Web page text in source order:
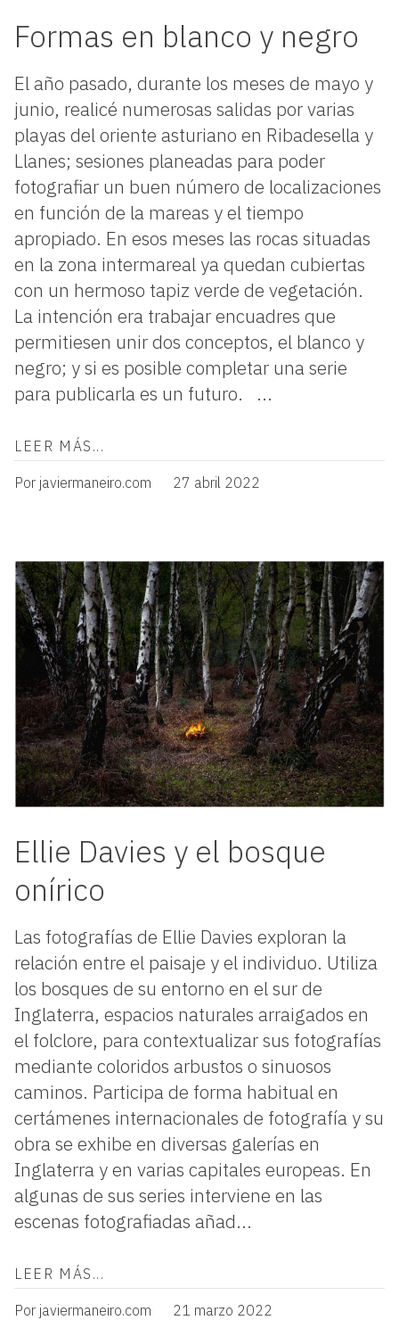
Formas en blanco y negro
El año pasado, durante los meses de mayo y
junio, realicé numerosas salidas por varias
playas del oriente asturiano en Ribadesella y
Llanes; sesiones planeadas para poder
fotografiar un buen número de localizaciones
en función de la mareas y el tiempo
apropiado. En esos meses las rocas situadas
en la zona intermareal ya quedan cubiertas
con un hermoso tapiz verde de vegetación.
La intención era trabajar encuadres que
permitiesen unir dos conceptos, el blanco y
negro; y si es posible completar una serie
para publicarla es un futuro. ...
LEER MÁS...
Por javiermaneiro.com 27 abril 2022
Ellie Davies y el bosque
onírico
Las fotografías de Ellie Davies exploran la
relación entre el paisaje y el individuo. Utiliza
los bosques de su entorno en el sur de
Inglaterra, espacios naturales arraigados en
el folclore, para contextualizar sus fotografías
mediante coloridos arbustos o sinuosos
caminos. Participa de forma habitual en
certámenes internacionales de fotografía y su
obra se exhibe en diversas galerías en
Inglaterra y en varias capitales europeas. En
algunas de sus series interviene en las
escenas fotografiadas añad...
LEER MÁS...
Por javiermaneiro.com 21 marzo 2022